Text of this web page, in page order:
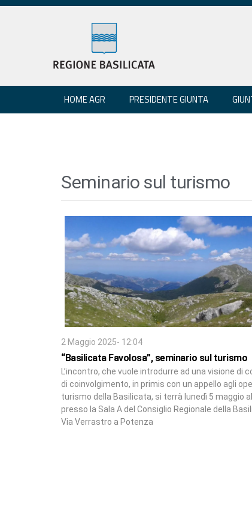
HOME AGR PRESIDENTE GIUNTA
Seminario sul turismo
2 Maggio 2025- 12:04
“Basilicata Favolosa”, seminario sul turismo
L’incontro, che vuole introdurre ad una visione di
di coinvolgimento, in primis con un appello agli
turismo della Basilicata, si terrà lunedì 5 maggio
presso la Sala A del Consiglio Regionale della
Via Verrastro a Potenza